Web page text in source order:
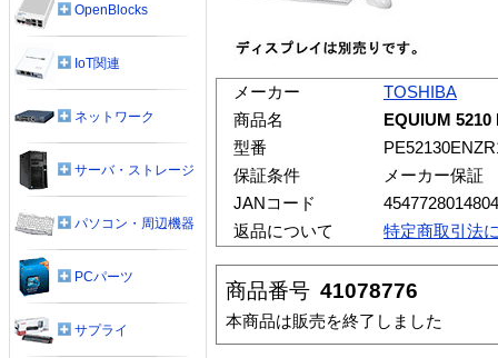
メーカー
TOSHIBA
商品名
EQUIUM 5210
型番
保証条件
メーカー保証
JANコード
4547728014804
返品について
特定商取引法
商品番号 41078776
本商品は販売を終了しました
OpenBlocks
IoT関連
ネットワーク
サーバ・ストレージ
パソコン・周辺機器
PCパーツ
サプライ